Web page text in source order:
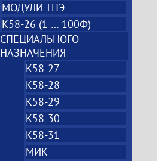
МОДУЛИ ТПЭ
К58-26 (1 … 100Ф)
СПЕЦИАЛЬНОГО
НАЗНАЧЕНИЯ
К58-27
К58-28
К58-29
К58-30
К58-31
МИК